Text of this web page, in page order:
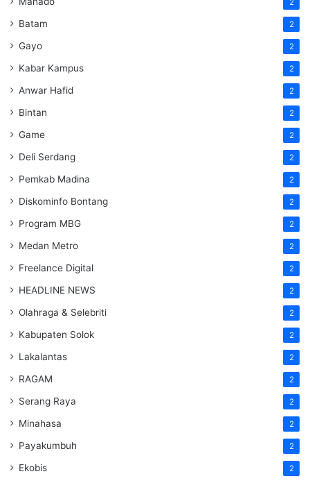
2
Batam 2
Gayo 2
Kabar Kampus 2
Anwar Hafid 2
Bintan 2
Game 2
Deli Serdang 2
Pemkab Madina 2
Diskominfo Bontang 2
Program MBG 2
Medan Metro 2
Freelance Digital 2
HEADLINE NEWS 2
Olahraga & Selebriti 2
Kabupaten Solok 2
Lakalantas 2
RAGAM 2
Serang Raya 2
Minahasa 2
Payakumbuh 2
Ekobis 2